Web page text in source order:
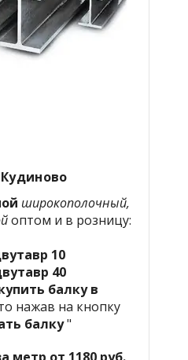
широкополочный,
оптом и в розницу:
10
40
балку в
нажав на кнопку
балку"